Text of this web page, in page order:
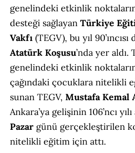
genelindeki etkinlik
desteği sağlayan Türkiye
Vakfı (TEGV), bu yıl
Atatürk Koşusu’nda yer aldı.
genelindeki etkinlik
çağındaki çocuklara nitelikli
sunan TEGV, Mustafa Kemal
Ankara’ya gelişinin 106’ncı yılı
Pazar günü gerçekleştirilen
nitelikli eğitim için attı.